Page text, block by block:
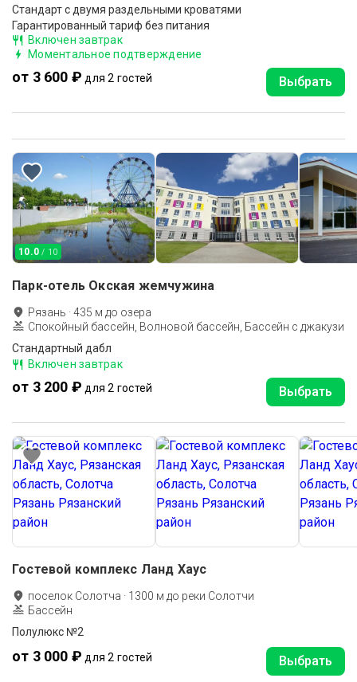
Стандарт с двумя раздельными кроватями
Гарантированный тариф без питания
Включен завтрак
Моментальное подтверждение
от 3 600 ₽ для 2 гостей Выбрать
10.0 / 10
Парк-отель Окская жемчужина
Рязань ·435 м до озера
Спокойный бассейн, Волновой бассейн, Бассейн с джакузи
Стандартный дабл
Включен завтрак
от 3 200 ₽ для 2 гостей Выбрать
Гостевой комплекс Ланд Хаус
поселок Солотча · 1300 м до реки Солотчи
Бассейн
Полулюкс №2
от 3 000 ₽ для 2 гостей Выбрать